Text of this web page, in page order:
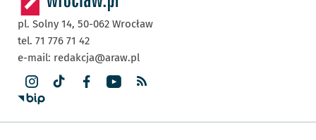
pl. Solny 14, 50-062 Wrocław
tel. 71 776 71 42
e-mail: redakcja@araw.pl